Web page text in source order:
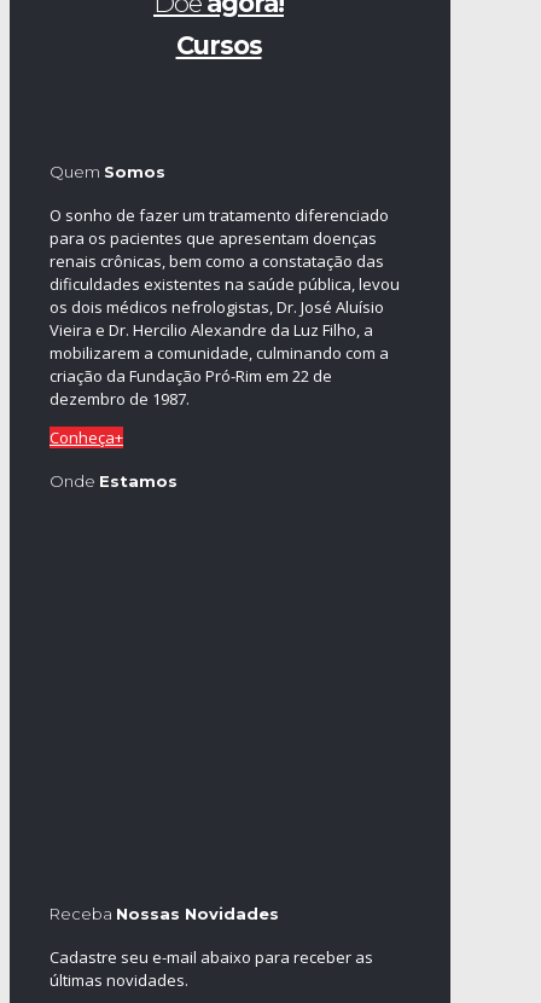
Cursos
Quem Somos
O sonho de fazer um tratamento diferenciado
para os pacientes que apresentam doenças
renais crônicas, bem como a constatação das
dificuldades existentes na saúde pública, levou
os dois médicos nefrologistas, Dr. José Aluísio
Vieira e Dr. Hercilio Alexandre da Luz Filho, a
mobilizarem a comunidade, culminando com a
criação da Fundação Pró-Rim em 22 de
dezembro de 1987.
Conheça+
Onde Estamos
Receba Nossas Novidades
Cadastre seu e-mail abaixo para receber as
últimas novidades.